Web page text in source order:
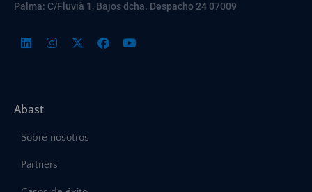
Palma: C/Fluvià 1, Bajos dcha. Despacho 24 07009
Abast
Sobre nosotros
Partners